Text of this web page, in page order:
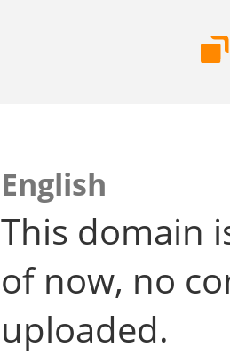
English
This domain
of now, no
uploaded.